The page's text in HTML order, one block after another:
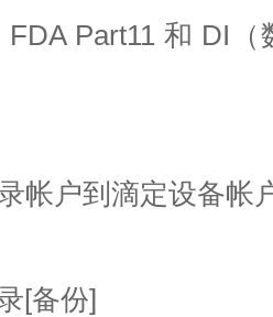
Part11 和 DI（
帐户到滴定设备帐
[备份]